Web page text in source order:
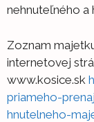
nehnuteľného a
Zoznam
internetovej
www.kosice.sk
priameho-
hnutelneho-